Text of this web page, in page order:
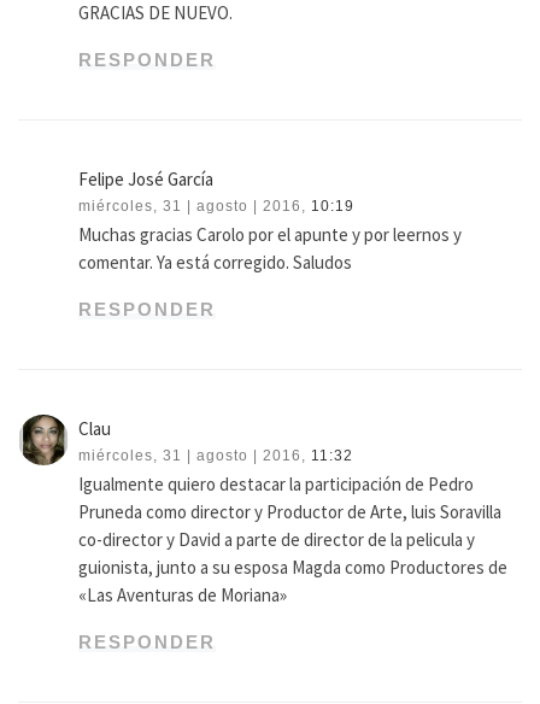
GRACIAS DE NUEVO.
RESPONDER
Felipe José García
miércoles, 31 | agosto | 2016, 10:19
Muchas gracias Carolo por el apunte y por leernos y
comentar. Ya está corregido. Saludos
RESPONDER
Clau
miércoles, 31 | agosto | 2016, 11:32
Igualmente quiero destacar la participación de Pedro
Pruneda como director y Productor de Arte, luis Soravilla
co-director y David a parte de director de la pelicula y
guionista, junto a su esposa Magda como Productores de
«Las Aventuras de Moriana»
RESPONDER